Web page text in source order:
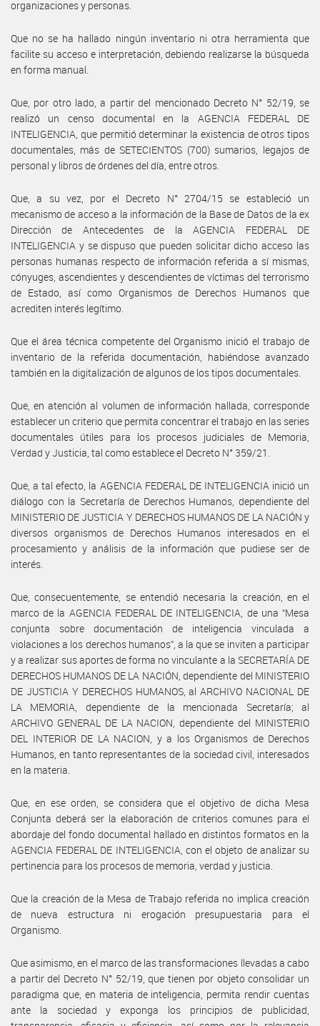
organizaciones y personas.
Que no se ha hallado ningún inventario ni otra herramienta que
facilite su acceso e interpretación, debiendo realizarse la búsqueda
en forma manual.
Que, por otro lado, a partir del mencionado Decreto N° 52/19, se
realizó un censo documental en la AGENCIA FEDERAL DE
INTELIGENCIA, que permitió determinar la existencia de otros tipos
documentales, más de SETECIENTOS (700) sumarios, legajos de
personal y libros de órdenes del día, entre otros.
Que, a su vez, por el Decreto N° 2704/15 se estableció un
mecanismo de acceso a la información de la Base de Datos de la ex
Dirección de Antecedentes de la AGENCIA FEDERAL DE
INTELIGENCIA y se dispuso que pueden solicitar dicho acceso las
personas humanas respecto de información referida a sí mismas,
cónyuges, ascendientes y descendientes de víctimas del terrorismo
de Estado, así como Organismos de Derechos Humanos que
acrediten interés legítimo.
Que el área técnica competente del Organismo inició el trabajo de
inventario de la referida documentación, habiéndose avanzado
también en la digitalización de algunos de los tipos documentales.
Que, en atención al volumen de información hallada, corresponde
establecer un criterio que permita concentrar el trabajo en las series
documentales útiles para los procesos judiciales de Memoria,
Verdad y Justicia, tal como establece el Decreto N° 359/21.
Que, a tal efecto, la AGENCIA FEDERAL DE INTELIGENCIA inició un
diálogo con la Secretaría de Derechos Humanos, dependiente del
MINISTERIO DE JUSTICIA Y DERECHOS HUMANOS DE LA NACIÓN y
diversos organismos de Derechos Humanos interesados en el
procesamiento y análisis de la información que pudiese ser de
interés.
Que, consecuentemente, se entendió necesaria la creación, en el
marco de la AGENCIA FEDERAL DE INTELIGENCIA, de una “Mesa
conjunta sobre documentación de inteligencia vinculada a
violaciones a los derechos humanos”, a la que se inviten a participar
y a realizar sus aportes de forma no vinculante a la SECRETARÍA DE
DERECHOS HUMANOS DE LA NACIÓN, dependiente del MINISTERIO
DE JUSTICIA Y DERECHOS HUMANOS, al ARCHIVO NACIONAL DE
LA MEMORIA, dependiente de la mencionada Secretaría; al
ARCHIVO GENERAL DE LA NACION, dependiente del MINISTERIO
DEL INTERIOR DE LA NACION, y a los Organismos de Derechos
Humanos, en tanto representantes de la sociedad civil, interesados
en la materia.
Que, en ese orden, se considera que el objetivo de dicha Mesa
Conjunta deberá ser la elaboración de criterios comunes para el
abordaje del fondo documental hallado en distintos formatos en la
AGENCIA FEDERAL DE INTELIGENCIA, con el objeto de analizar su
pertinencia para los procesos de memoria, verdad y justicia.
Que la creación de la Mesa de Trabajo referida no implica creación
de nueva estructura ni erogación presupuestaria para el
Organismo.
Que asimismo, en el marco de las transformaciones llevadas a cabo
a partir del Decreto N° 52/19, que tienen por objeto consolidar un
paradigma que, en materia de inteligencia, permita rendir cuentas
ante la sociedad y exponga los principios de publicidad,